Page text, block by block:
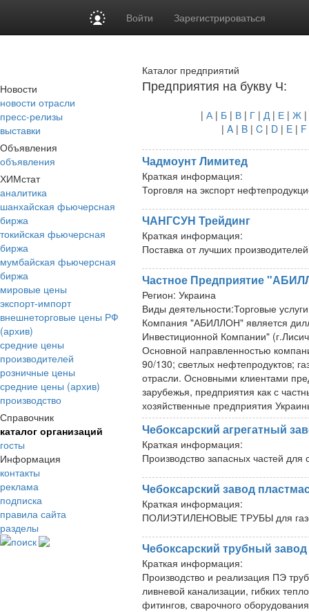
Войти Зарегистрироваться
Новости
новости отрасли
пресс-релизы
выставки
Объявления
объявления
ХИМстат
аналитика
шанхайская фьючерсная
биржа
токийская фьючерсная
биржа
мумбайская фьючерсная
биржа
мировые цены
экспорт-импорт
внешнеторговые цены РФ
(архив)
средние цены
производителей
розничные цены
средние цены (архив)
производство
Справочник
каталог организаций
госты
Информация
контакты
реклама
подписка
правила сайта
разделы
поиск
Каталог предприятий
Предприятия на букву Ч:
| А| Б| В| Г| Д| Е| Ж|
| A| B| C| D| E| F
Чадмоунт Лимитед
Краткая информация:
Торговля на экспорт
ЧАНГСУН Трейдинг
Краткая информация:
Поставка от лучших
Частное Предприятие
Регион: Украина
Виды деятельности:Торговые
Компания "АБИЛЛОН" является
Инвестиционной Компании"
Основной направленностью
90/130; светлых нефтепродуктов;
отрасли. Основными клиентами
зарубежья, предприятия как с
хозяйственные предприятия
Чебоксарский агрегатный
Краткая информация:
Производство запасных частей
Чебоксарский завод
Краткая информация:
ПОЛИЭТИЛЕНОВЫЕ ТРУБЫ для
Чебоксарский трубный завод
Краткая информация:
Производство и реализация ПЭ
ливневой канализации, гибких
фитингов, сварочного оборудования